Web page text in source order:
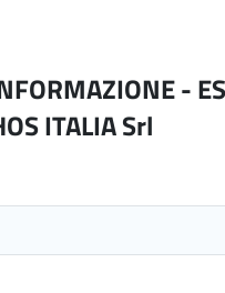
-
ITALIA Srl